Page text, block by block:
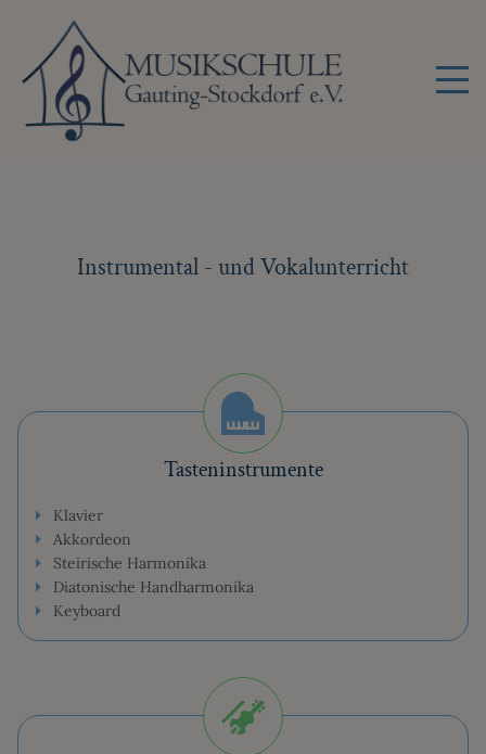
Instrumental - und Vokalunterricht
Tasteninstrumente
Klavier
Akkordeon
Steirische Harmonika
Diatonische Handharmonika
Keyboard